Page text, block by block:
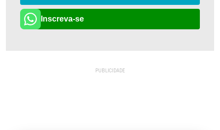
Inscreva-se